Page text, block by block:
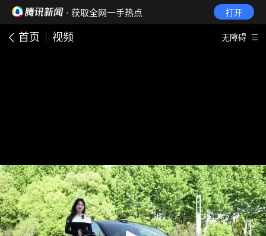
· 获取全网一手热点 打开
首页 视频 无障碍